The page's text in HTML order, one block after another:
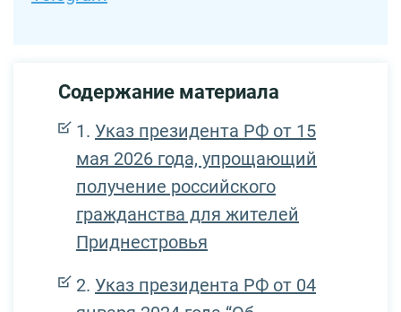
Содержание материала
Указ президента РФ от 15
мая 2026 года, упрощающий
получение российского
гражданства для жителей
Приднестровья
Указ президента РФ от 04